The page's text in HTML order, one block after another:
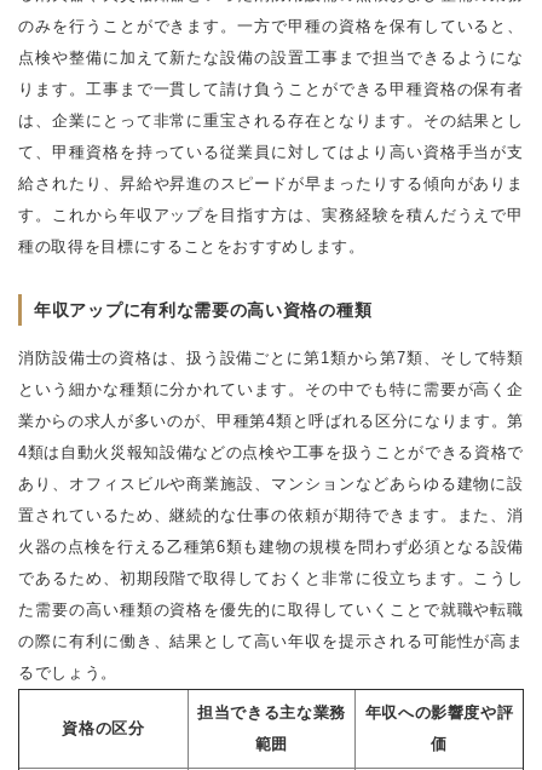
のみを行うことができます。一方で甲種の資格を保有していると、
点検や整備に加えて新たな設備の設置工事まで担当できるようにな
ります。工事まで一貫して請け負うことができる甲種資格の保有者
は、企業にとって非常に重宝される存在となります。その結果とし
て、甲種資格を持っている従業員に対してはより高い資格手当が支
給されたり、昇給や昇進のスピードが早まったりする傾向がありま
す。これから年収アップを目指す方は、実務経験を積んだうえで甲
種の取得を目標にすることをおすすめします。
年収アップに有利な需要の高い資格の種類
消防設備士の資格は、扱う設備ごとに第1類から第7類、そして特類
という細かな種類に分かれています。その中でも特に需要が高く企
業からの求人が多いのが、甲種第4類と呼ばれる区分になります。第
4類は自動火災報知設備などの点検や工事を扱うことができる資格で
あり、オフィスビルや商業施設、マンションなどあらゆる建物に設
置されているため、継続的な仕事の依頼が期待できます。また、消
火器の点検を行える乙種第6類も建物の規模を問わず必須となる設備
であるため、初期段階で取得しておくと非常に役立ちます。こうし
た需要の高い種類の資格を優先的に取得していくことで就職や転職
の際に有利に働き、結果として高い年収を提示される可能性が高ま
るでしょう。
資格の区分
担当できる主な業務
範囲
年収への影響度や評
価